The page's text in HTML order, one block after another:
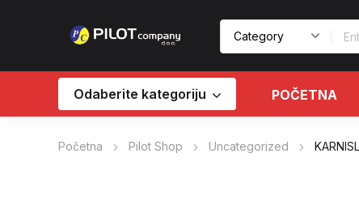
Odaberite kategoriju POČETNA
Početna Pilot Shop Uncategorized